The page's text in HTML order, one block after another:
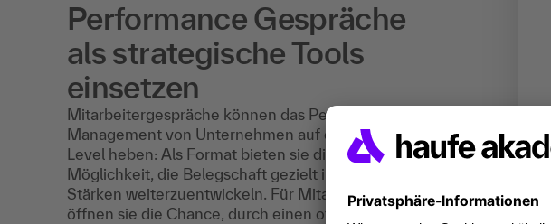
Performance Gespräche
als strategische Tools
einsetzen
Mitarbeitergespräche können das Performance
Management von Unternehmen auf ein neues
Level heben: Als Format bieten sie die
Möglichkeit, die Belegschaft gezielt in ihren
Stärken weiterzuentwickeln. Für Mitarbeitende
öffnen sie die Chance, durch einen offenen Dialog